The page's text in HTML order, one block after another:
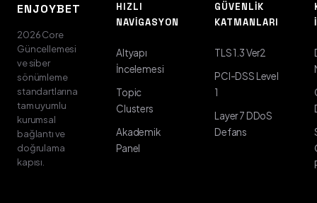
ENJOYBET
2026 Core
Güncellemesi
ve siber
sönümleme
standartlarına
tam uyumlu
kurumsal
bağlantı ve
doğrulama
kapısı.
HIZLI
NAVIGASYON
Altyapı
İncelemesi
Topic
Clusters
Akademik
Panel
GÜVENLIK
KATMANLARI
TLS 1.3 Ver2
PCI-DSS Level
1
Layer 7 DDoS
Defans